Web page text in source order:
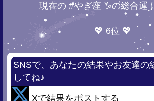
現在の #やぎ座 ♑の総合運
💖 6位 💖
SNSで、あなたの結果やお友達の
してね♪
Xで結果をポストする